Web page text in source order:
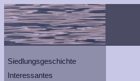
Siedlungsgeschichte
Interessantes